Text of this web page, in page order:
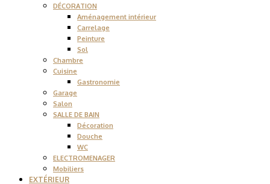
DÉCORATION
Aménagement intérieur
Carrelage
Peinture
Sol
Chambre
Cuisine
Gastronomie
Garage
Salon
SALLE DE BAIN
Décoration
Douche
WC
ELECTROMENAGER
Mobiliers
EXTÉRIEUR